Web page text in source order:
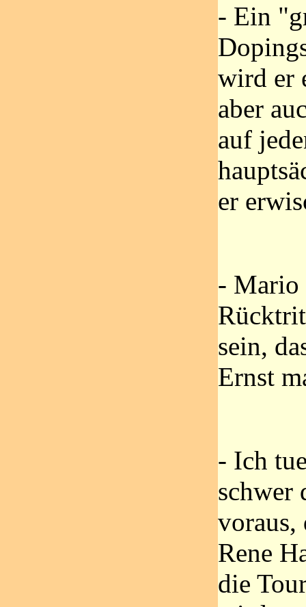
- Ein
wird er
aber
auf
er
- Mario
sein,
Ernst
- Ich
schwer
voraus,
Rene
die